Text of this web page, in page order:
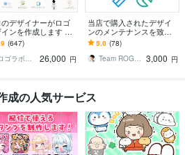
のデザイナーがロゴ
ンを作成します ご
ただけなければ料
きません｜デザイ
投げOK
(647)
ロゴラボ｜企業・店舗特化型デザイン事務所
26,000 円
当店で購入されたデザイ
ンのメンテナンスを致し
ます ロゴマーク修正や名
刺の名前差し替えなどに
対応します
5.0 (78)
Team ROGOS 3,000 円
成の人気サービス